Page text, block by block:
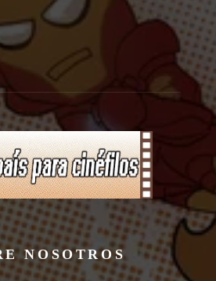
NOSOTROS